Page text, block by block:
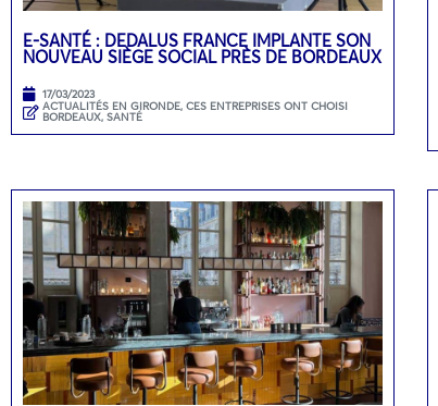
E-SANTÉ : DEDALUS FRANCE IMPLANTE SON
NOUVEAU SIÈGE SOCIAL PRÈS DE BORDEAUX
17/03/2023
ACTUALITÉS EN GIRONDE, CES ENTREPRISES ONT CHOISI
BORDEAUX, SANTÉ